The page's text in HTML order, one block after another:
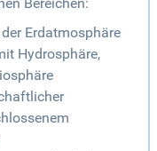
Bereichen:
Erdatmosphäre
Hydrosphäre,